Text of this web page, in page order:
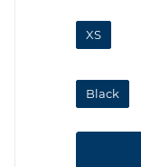
XS
Black